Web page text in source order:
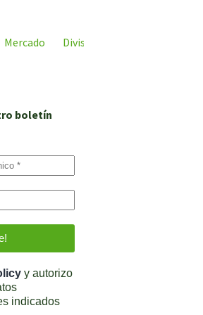
Mercado Divisas
boletín
y autorizo
indicados